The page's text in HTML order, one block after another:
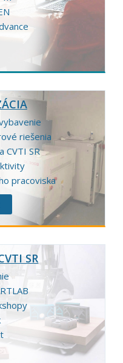
riešenia
CVTI SR
pracoviska
SR